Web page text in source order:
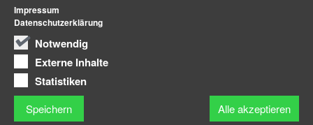
Notwendig
Externe Inhalte
Statistiken
Speichern Alle akzeptieren
Impressum
Datenschutzerklärung